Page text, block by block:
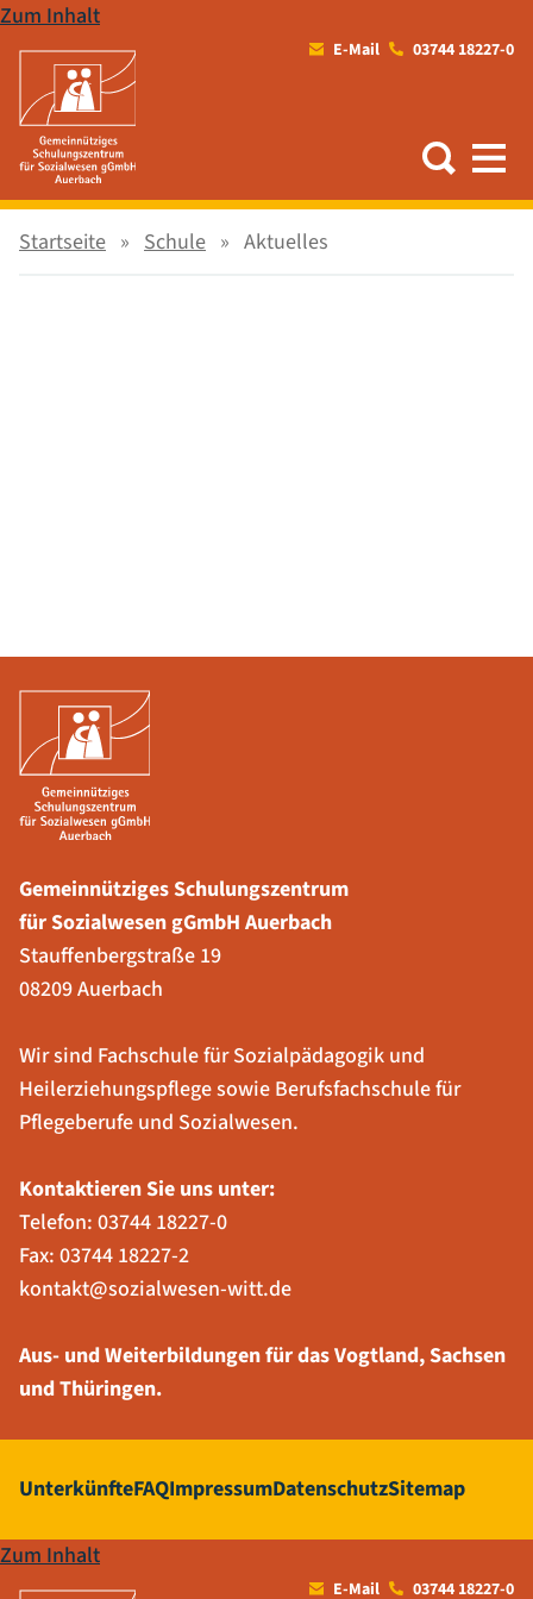
Zum Inhalt
E-Mail 03744 18227-0
Startseite Schule Aktuelles
Gemeinnütziges Schulungszentrum
für Sozialwesen gGmbH Auerbach
Stauffenbergstraße 19
08209 Auerbach
Wir sind Fachschule für Sozialpädagogik und
Heilerziehungspflege sowie Berufsfachschule für
Pflegeberufe und Sozialwesen.
Kontaktieren Sie uns unter:
Telefon: 03744 18227-0
Fax: 03744 18227-2
kontakt@sozialwesen-witt.de
Aus- und Weiterbildungen für das Vogtland, Sachsen
und Thüringen.
UnterkünfteFAQImpressumDatenschutzSitemap
Zum Inhalt
E-Mail 03744 18227-0